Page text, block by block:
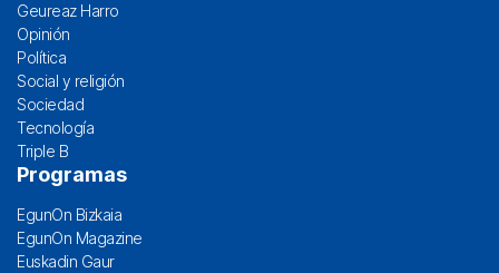
Geureaz Harro
Opinión
Política
Social y religión
Sociedad
Tecnología
Triple B
Programas
EgunOn Bizkaia
EgunOn Magazine
Euskadin Gaur